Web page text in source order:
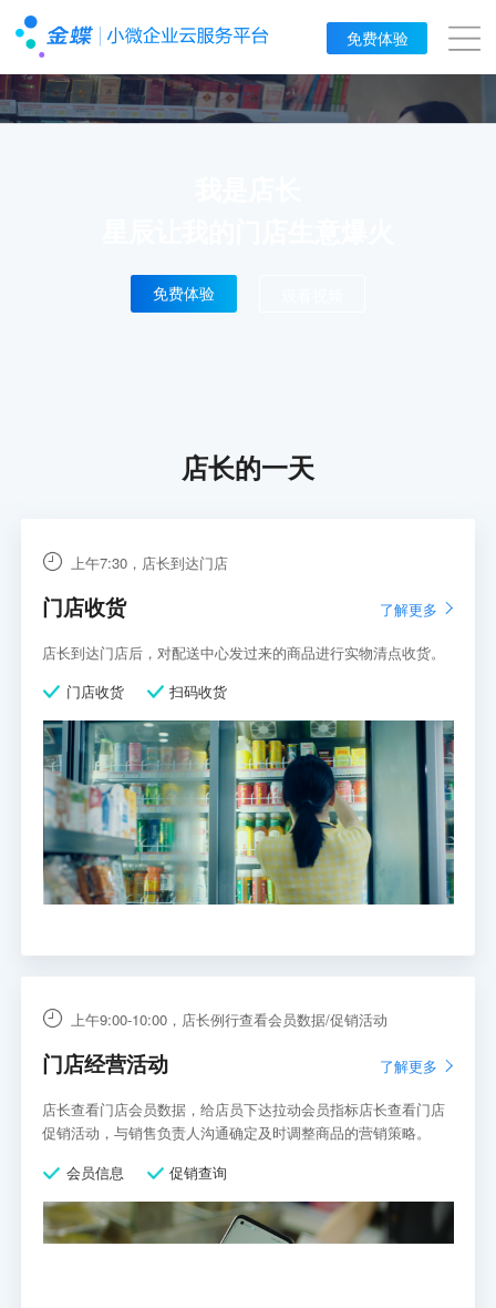
免费体验
免费体验
店长的一天
上午7:30，店长到达门店
门店收货 了解更多
店长到达门店后，对配送中心发过来的商品进行实物清点收货。
门店收货
扫码收货
上午9:00-10:00，店长例行查看会员数据/促销活动
门店经营活动 了解更多
店长查看门店会员数据，给店员下达拉动会员指标店长查看门店
促销活动，与销售负责人沟通确定及时调整商品的营销策略。
会员信息
促销查询